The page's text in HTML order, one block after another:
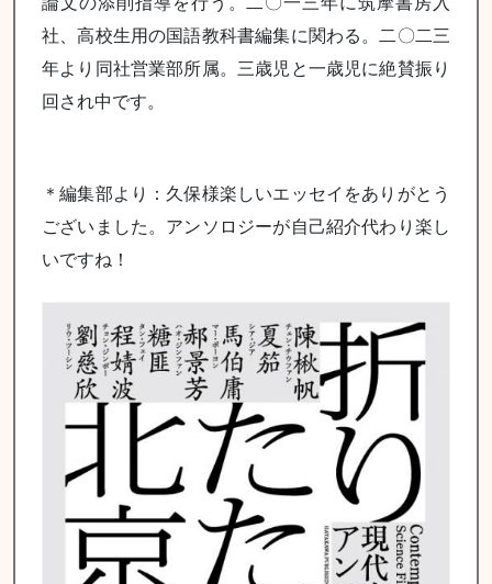
社、高校生用の国語教科書編集に関わる。二〇二三
年より同社営業部所属。三歳児と一歳児に絶賛振り
回され中です。
＊編集部より：久保様楽しいエッセイをありがとう
ございました。アンソロジーが自己紹介代わり楽し
いですね！